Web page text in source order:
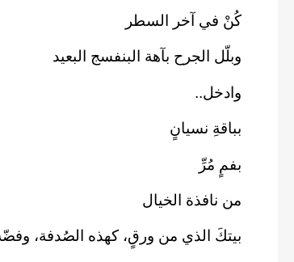
كُنْ في آخر السطر
وبلّل الجرح بآهة البنفسج البعيد
وادخل..
بباقةِ نسيانٍ
بفمٍ مُرِّ
من نافذة الخيال
بيتكَ الذي من ورقٍ، كهذه الصُدفة،